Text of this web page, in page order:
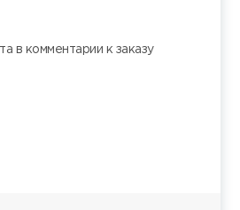
в комментарии к заказу